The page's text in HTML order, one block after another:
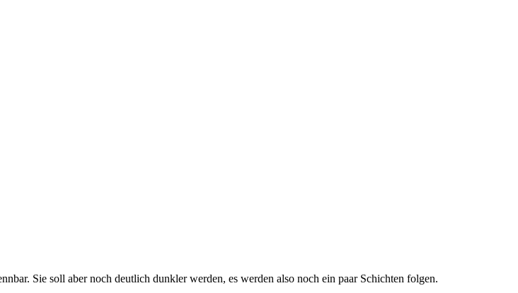
Sie soll aber noch deutlich dunkler werden, es werden also noch ein paar Schichten folgen.